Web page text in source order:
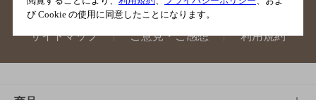
サイトマップ ご意見・ご感想 利用規約
び Cookie の使用に同意したことになります。